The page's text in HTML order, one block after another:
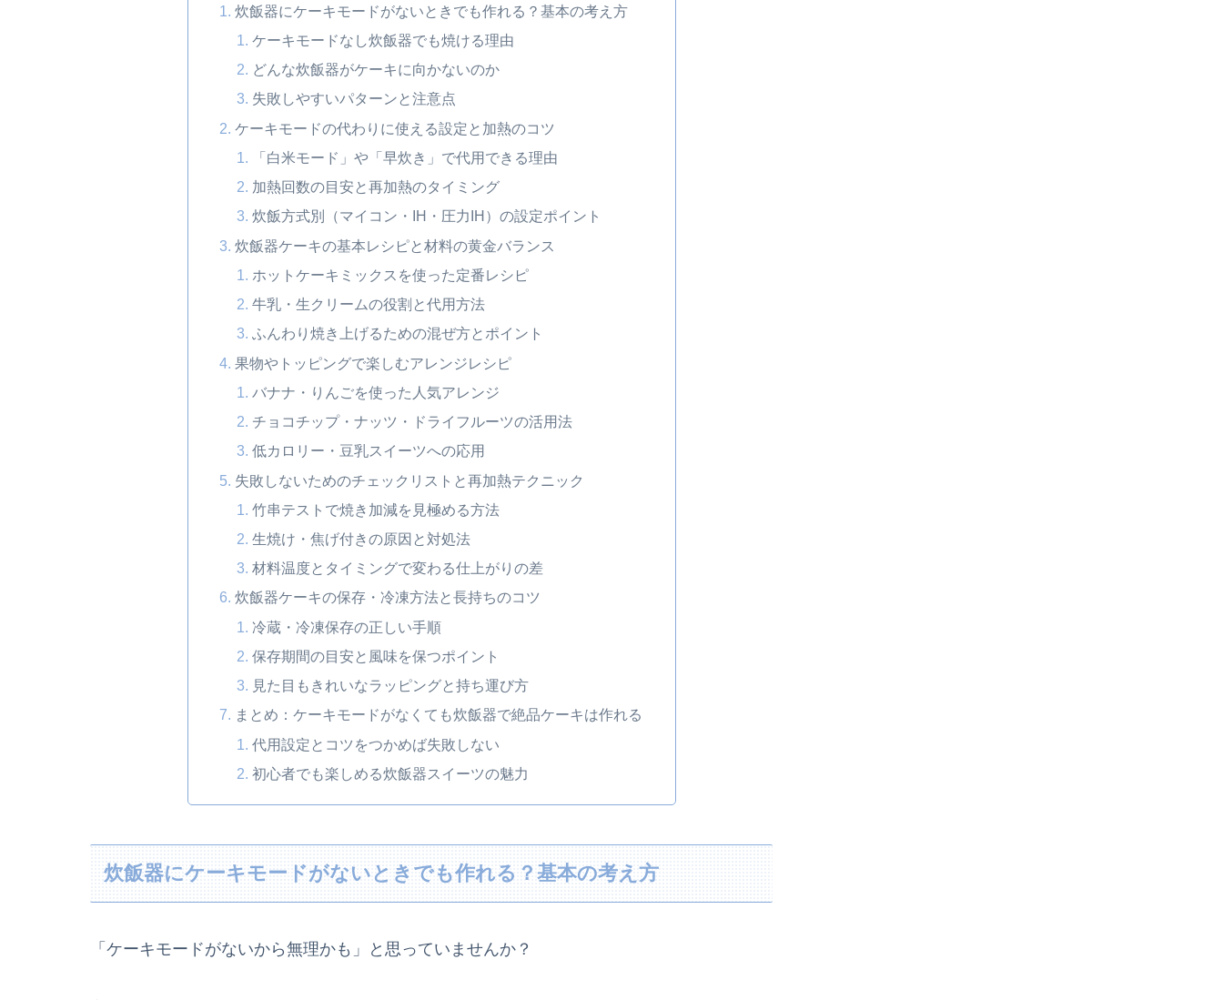
炊飯器にケーキモードがないときでも作れる？基本の考え方
ケーキモードなし炊飯器でも焼ける理由
どんな炊飯器がケーキに向かないのか
失敗しやすいパターンと注意点
ケーキモードの代わりに使える設定と加熱のコツ
「白米モード」や「早炊き」で代用できる理由
加熱回数の目安と再加熱のタイミング
炊飯方式別（マイコン・IH・圧力IH）の設定ポイント
炊飯器ケーキの基本レシピと材料の黄金バランス
ホットケーキミックスを使った定番レシピ
牛乳・生クリームの役割と代用方法
ふんわり焼き上げるための混ぜ方とポイント
果物やトッピングで楽しむアレンジレシピ
バナナ・りんごを使った人気アレンジ
チョコチップ・ナッツ・ドライフルーツの活用法
低カロリー・豆乳スイーツへの応用
失敗しないためのチェックリストと再加熱テクニック
竹串テストで焼き加減を見極める方法
生焼け・焦げ付きの原因と対処法
材料温度とタイミングで変わる仕上がりの差
炊飯器ケーキの保存・冷凍方法と長持ちのコツ
冷蔵・冷凍保存の正しい手順
保存期間の目安と風味を保つポイント
見た目もきれいなラッピングと持ち運び方
まとめ：ケーキモードがなくても炊飯器で絶品ケーキは作れる
代用設定とコツをつかめば失敗しない
初心者でも楽しめる炊飯器スイーツの魅力
炊飯器にケーキモードがないときでも作れる？基本の考え方
「ケーキモードがないから無理かも」と思っていませんか？